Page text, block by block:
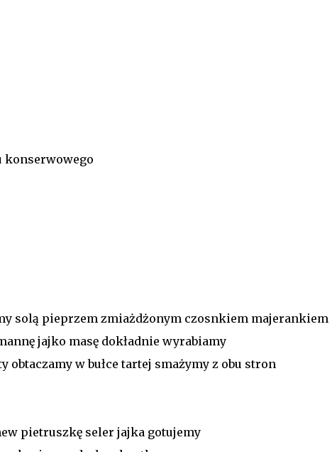
konserwowego
solą pieprzem zmiażdżonym czosnkiem majerankiem
jajko masę dokładnie wyrabiamy
obtaczamy w bułce tartej smażymy z obu stron
pietruszkę seler jajka gotujemy